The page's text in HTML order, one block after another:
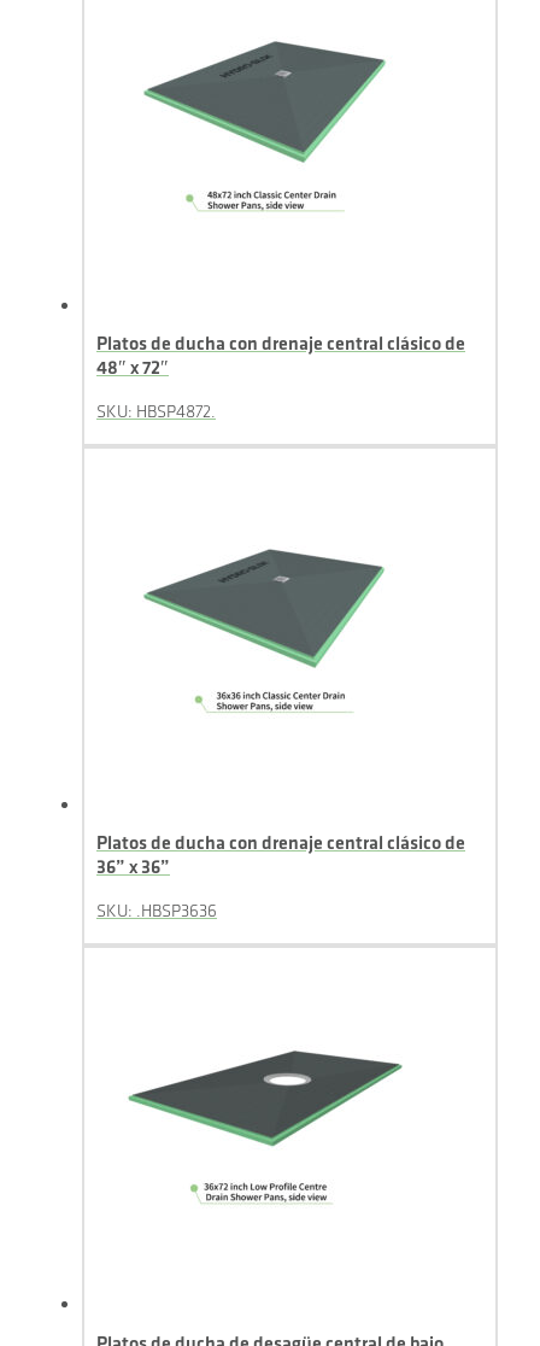
Platos de ducha con drenaje central clásico de
48″ x 72″
SKU: HBSP4872.
Platos de ducha con drenaje central clásico de
36” x 36”
SKU: .HBSP3636